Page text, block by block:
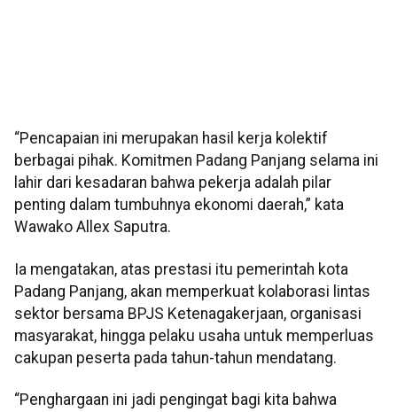
“Pencapaian ini merupakan hasil kerja kolektif
berbagai pihak. Komitmen Padang Panjang selama ini
lahir dari kesadaran bahwa pekerja adalah pilar
penting dalam tumbuhnya ekonomi daerah,” kata
Wawako Allex Saputra.
Ia mengatakan, atas prestasi itu pemerintah kota
Padang Panjang, akan memperkuat kolaborasi lintas
sektor bersama BPJS Ketenagakerjaan, organisasi
masyarakat, hingga pelaku usaha untuk memperluas
cakupan peserta pada tahun-tahun mendatang.
“Penghargaan ini jadi pengingat bagi kita bahwa